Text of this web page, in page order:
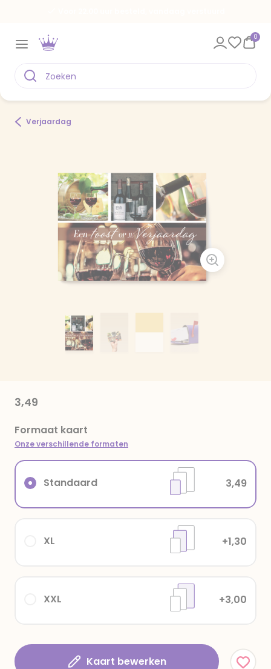
0
Verjaardag
3,49
Formaat kaart
Onze verschillende formaten
XXL +3,00
XL +1,30
Standaard 3,49
Kaart bewerken